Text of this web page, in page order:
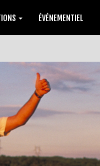
ÉVÉNEMENTIEL